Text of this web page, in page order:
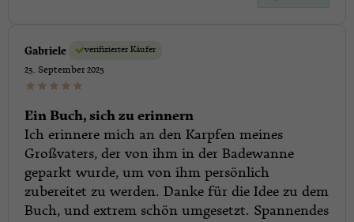
Gabriele verifizierter Käufer
23. September 2025
Ein Buch, sich zu erinnern
Ich erinnere mich an den Karpfen meines
Großvaters, der von ihm in der Badewanne
geparkt wurde, um von ihm persönlich
zubereitet zu werden. Danke für die Idee zu dem
Buch, und extrem schön umgesetzt. Spannendes